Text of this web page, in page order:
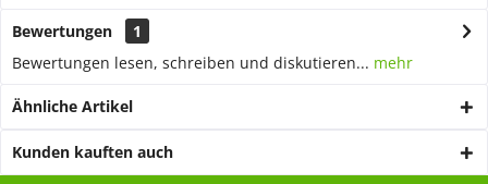
Bewertungen
1
Bewertungen lesen, schreiben und diskutieren... mehr
Ähnliche Artikel
Kunden kauften auch